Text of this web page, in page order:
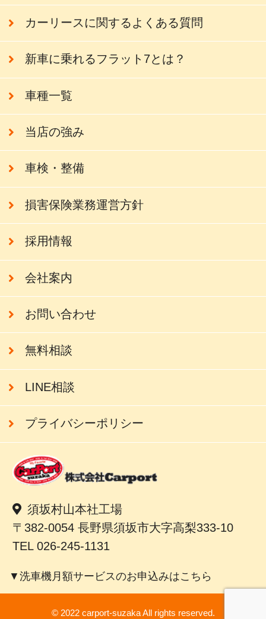
カーリースに関するよくある質問
新車に乗れるフラット7とは？
車種一覧
当店の強み
車検・整備
損害保険業務運営方針
採用情報
会社案内
お問い合わせ
無料相談
LINE相談
プライバシーポリシー
須坂村山本社工場
〒382-0054 長野県須坂市大字高梨333-10
TEL 026-245-1131
▼洗車機月額サービスのお申込みはこちら
© 2022 carport-suzaka All rights reserved.